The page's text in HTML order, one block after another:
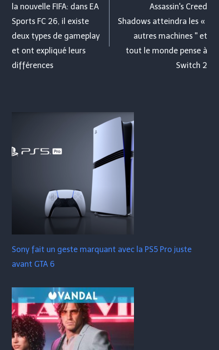
l’article
la nouvelle FIFA: dans EA
Sports FC 26, il existe
deux types de gameplay
et ont expliqué leurs
différences
Assassin's Creed
Shadows atteindra les «
autres machines '' et
tout le monde pense à
Switch 2
Sony fait un geste marquant avec la PS5 Pro juste
avant GTA 6